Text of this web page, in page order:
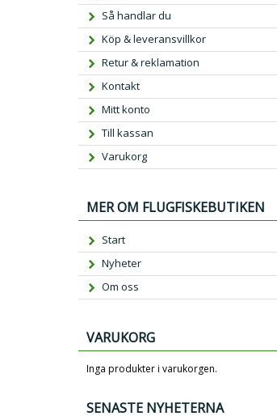
Så handlar du
Köp & leveransvillkor
Retur & reklamation
Kontakt
Mitt konto
Till kassan
Varukorg
MER OM FLUGFISKEBUTIKEN
Start
Nyheter
Om oss
VARUKORG
Inga produkter i varukorgen.
SENASTE NYHETERNA